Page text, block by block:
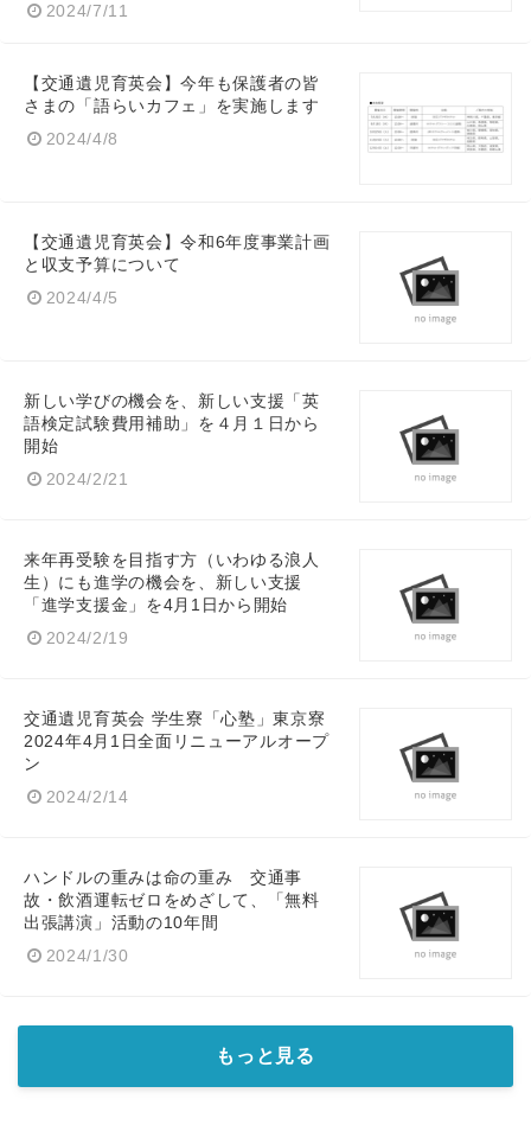
2024/7/11
【交通遺児育英会】今年も保護者の皆
さまの「語らいカフェ」を実施します
2024/4/8
【交通遺児育英会】令和6年度事業計画
と収支予算について
2024/4/5
新しい学びの機会を、新しい支援「英
語検定試験費用補助」を４月１日から
開始
2024/2/21
来年再受験を目指す方（いわゆる浪人
生）にも進学の機会を、新しい支援
「進学支援金」を4月1日から開始
2024/2/19
交通遺児育英会 学生寮「心塾」東京寮
2024年4月1日全面リニューアルオープ
ン
2024/2/14
ハンドルの重みは命の重み 交通事
故・飲酒運転ゼロをめざして、「無料
出張講演」活動の10年間
2024/1/30
もっと見る
Japanese